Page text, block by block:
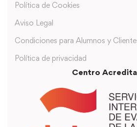
Política de Cookies
Aviso Legal
Condiciones para Alumnos y
Política de privacidad
Centro